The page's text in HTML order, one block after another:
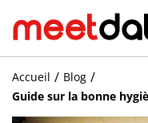
Blog conseils
Accueil / Blog /
Guide sur la bonne